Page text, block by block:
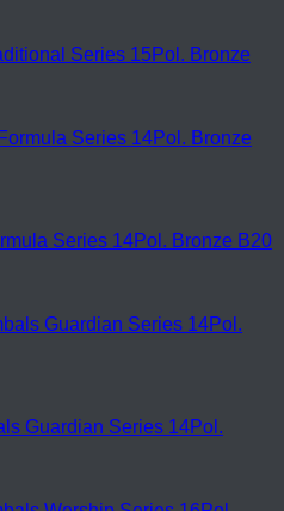
Series 15Pol. Bronze
Series 14Pol. Bronze B20
Guardian Series 14Pol.